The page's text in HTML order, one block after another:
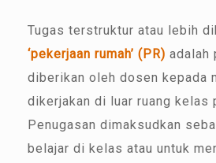
Tugas terstruktur atau lebih
‘pekerjaan rumah’ (PR) adalah
diberikan oleh dosen kepada
dikerjakan di luar ruang kelas
Penugasan dimaksudkan
belajar di kelas atau untuk